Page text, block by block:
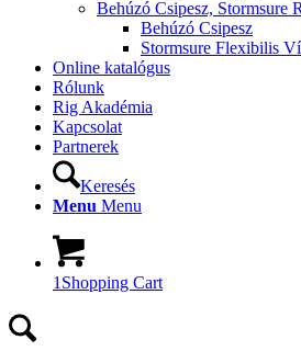
Behúzó Csipesz, Stormsure
Behúzó Csipesz
Stormsure Flexibilis
Online katalógus
Rólunk
Rig Akadémia
Kapcsolat
Partnerek
Keresés
Menu Menu
1 Shopping Cart